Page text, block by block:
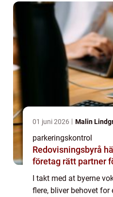
01 juni 2026 Malin
parkeringskontrol
Redovisningsbyrå
företag rätt partner
I takt med at byerne
flere, bliver behovet